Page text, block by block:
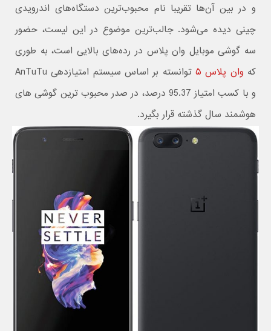
و در بین آن‌ها تقریبا نام محبوب‌ترین دستگاه‌های اندرویدی
چینی دیده می‌شود. جالب‌ترین موضوع در این لیست، حضور
سه گوشی موبایل وان پلاس در رده‌های بالایی است، به طوری
که وان پلاس ۵
توانسته بر اساس سیستم امتیازدهی AnTuTu
و با کسب امتیاز 95.37 درصد، در صدر محبوب ترین گوشی های
هوشمند سال گذشته قرار بگیرد.